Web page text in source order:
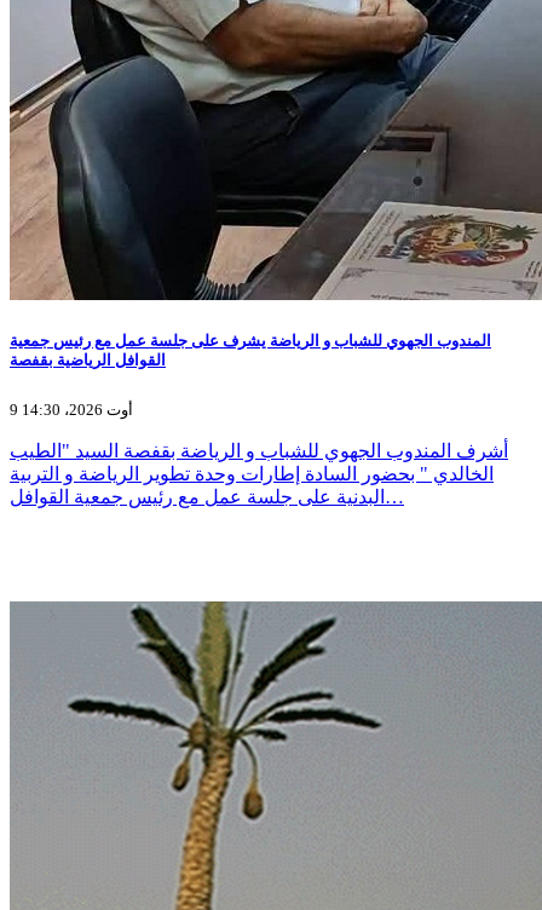
المندوب الجهوي للشباب و الرياضة يشرف على جلسة عمل مع رئيس جمعية
القوافل الرياضية بقفصة
9 أوت 2026، 14:30
أشرف المندوب الجهوي للشباب و الرياضة بقفصة السيد "الطيب
الخالدي " بحضور السادة إطارات وحدة تطوير الرياضة و التربية
البدنية على جلسة عمل مع رئيس جمعية القوافل…